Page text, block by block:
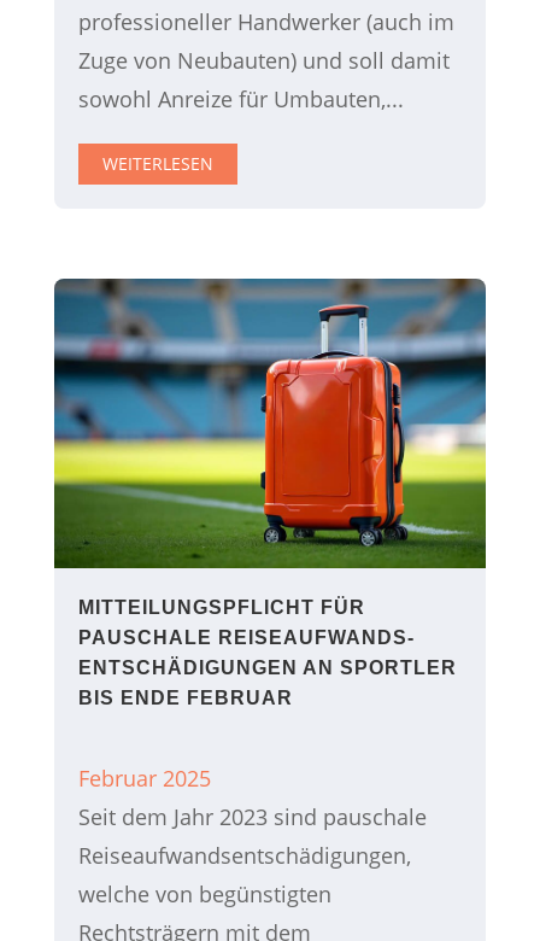
professioneller Handwerker (auch im
Zuge von Neubauten) und soll damit
sowohl Anreize für Umbauten,...
WEITERLESEN
MITTEILUNGSPFLICHT FÜR
PAUSCHALE REISEAUFWANDS­
ENTSCHÄDIGUNGEN AN SPORTLER
BIS ENDE FEBRUAR
Februar 2025
Seit dem Jahr 2023 sind pauschale
Reiseaufwandsentschädigungen,
welche von begünstigten
Rechtsträgern mit dem